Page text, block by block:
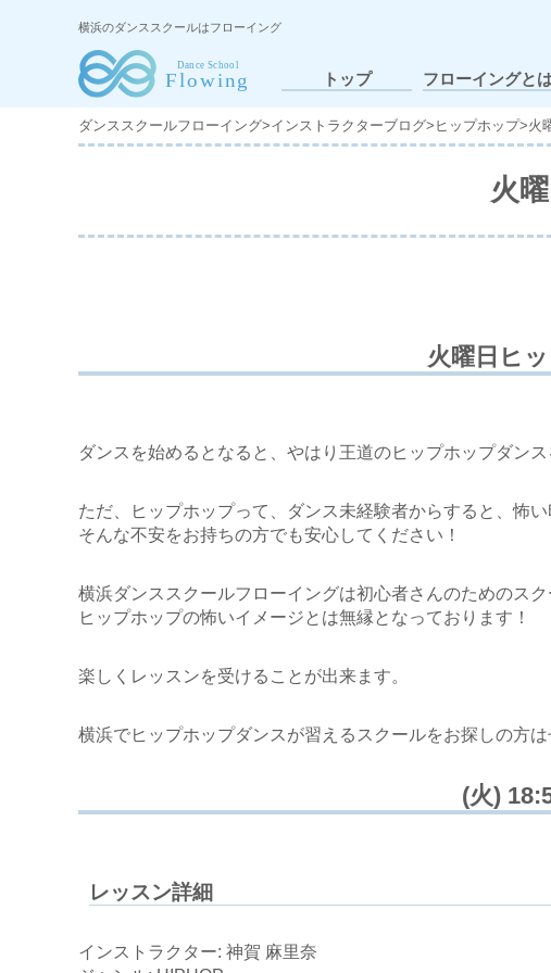
横浜のダンススクールはフローイング
トップ フローイングとは
ダンススクールフローイング>インストラクターブログ> ヒップホップ>火
火
火曜日ヒ
ダンスを始めるとなると、やはり王道のヒップホップダン
ただ、ヒップホップって、ダンス未経験者からすると、怖
そんな不安をお持ちの方でも安心してください！
横浜ダンススクールフローイングは初心者さんのためのス
ヒップホップの怖いイメージとは無縁となっております！
楽しくレッスンを受けることが出来ます。
横浜でヒップホップダンスが習えるスクールをお探しの方
(火)
レッスン詳細
インストラクター: 神賀 麻里奈